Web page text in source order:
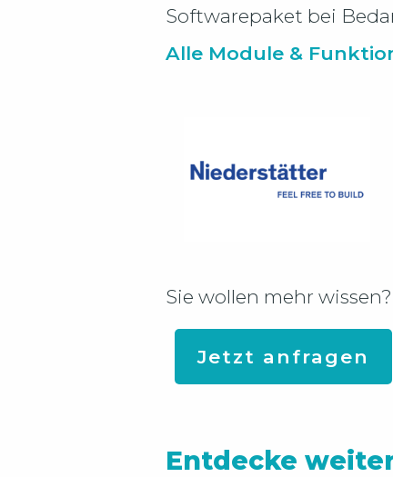
Softwarepaket bei
Alle Module &
Sie wollen mehr wissen?
Jetzt anfragen
Entdecke